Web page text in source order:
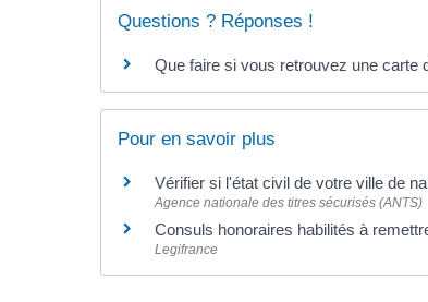
Questions ? Réponses !
Que faire si vous retrouvez une carte
Pour en savoir plus
Vérifier si l'état civil de votre ville de
Agence nationale des titres sécurisés (ANTS)
Consuls honoraires habilités à
Legifrance